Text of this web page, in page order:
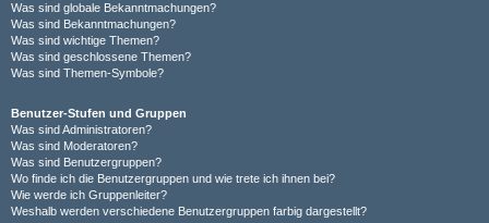
Was sind globale Bekanntmachungen?
Was sind Bekanntmachungen?
Was sind wichtige Themen?
Was sind geschlossene Themen?
Was sind Themen-Symbole?
Benutzer-Stufen und Gruppen
Was sind Administratoren?
Was sind Moderatoren?
Was sind Benutzergruppen?
Wo finde ich die Benutzergruppen und wie trete ich ihnen bei?
Wie werde ich Gruppenleiter?
Weshalb werden verschiedene Benutzergruppen farbig dargestellt?